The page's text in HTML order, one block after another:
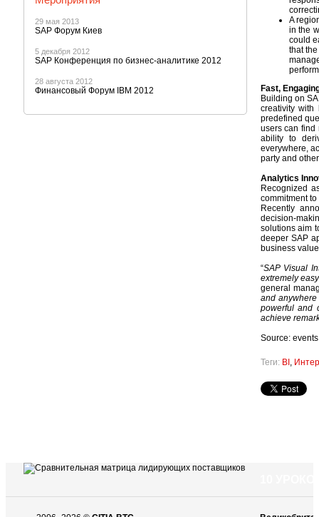
29 мая 2013
SAP Форум Киев
5 декабря 2012
SAP Конференция по бизнес-аналитике 2012
28 августа 2012
Финансовый Форум IBM 2012
A
in the
could
that
Fast,
Building on
creativity with
predefined
users can find
ability to
everywhere,
party and
Analytics
Recognized
commitment
Recently
decision-
solutions aim
deeper SAP
business
“SAP Visual
extremely
general
and
powerful and
achieve
Source:
Теги: BI ,